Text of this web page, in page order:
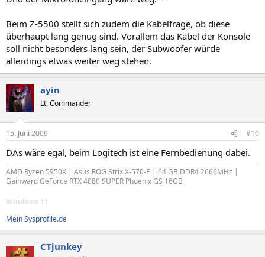
Beim Z-5500 stellt sich zudem die Kabelfrage, ob diese
überhaupt lang genug sind. Vorallem das Kabel der Konsole
soll nicht besonders lang sein, der Subwoofer würde
allerdings etwas weiter weg stehen.
ayin
Lt. Commander
15. Juni 2009 #10
DAs wäre egal, beim Logitech ist eine Fernbedienung dabei.
AMD Ryzen 5950X | Asus ROG Strix X-570-E | 64 GB DDR4 2666MHz |
Gainward GeForce RTX 4080 SUPER Phoenix GS 16GB
Windows 11
Mein Sysprofile.de
CTjunkey